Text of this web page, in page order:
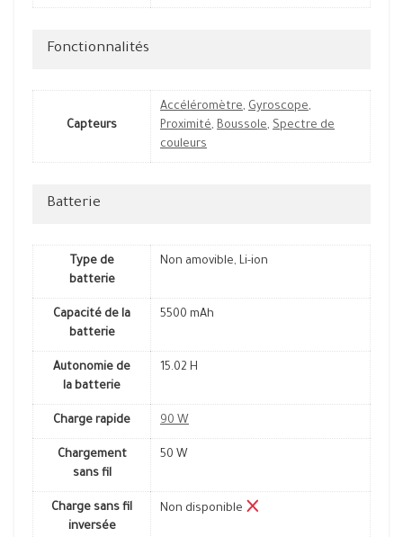
Fonctionnalités
Capteurs
Accéléromètre, Gyroscope,
Proximité, Boussole, Spectre de
couleurs
Batterie
Type de
batterie
Non amovible, Li-ion
Capacité de la
batterie
5500 mAh
Autonomie de
la batterie
15.02 H
Charge rapide 90 W
Chargement
sans fil
50 W
Charge sans fil
inversée
Non disponible